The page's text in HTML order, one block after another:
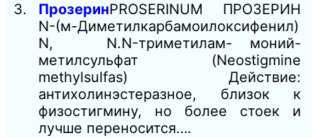
ПрозеринPROSERINUM ПРОЗЕРИН
N-(м-Диметилкарбамоилоксифенил)
N, N.N-триметилам- моний-
метилсульфат (Neostigmine
methylsulfas) Действие:
антихолинэстеразное, близок к
физостигмину, но более стоек и
лучше переносится….